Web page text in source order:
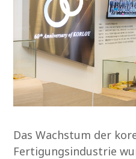
Das Wachstum der
Fertigungsindustrie